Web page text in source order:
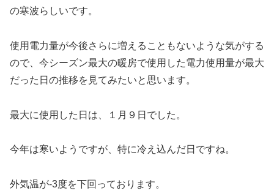
の寒波らしいです。
使用電力量が今後さらに増えることもないような気がする
ので、今シーズン最大の暖房で使用した電力使用量が最大
だった日の推移を見てみたいと思います。
最大に使用した日は、１月９日でした。
今年は寒いようですが、特に冷え込んだ日ですね。
外気温が-3度を下回っております。